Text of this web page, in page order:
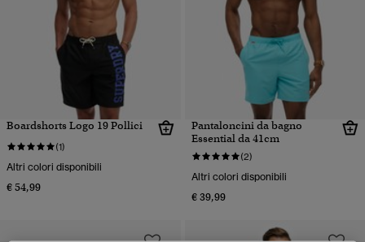
Boardshorts Logo 19 Pollici
(1)
Altri colori disponibili
€ 54,99
Pantaloncini da bagno
Essential da 41cm
(2)
Altri colori disponibili
€ 39,99